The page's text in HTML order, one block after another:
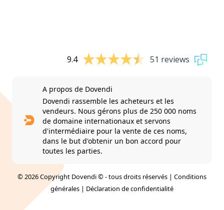
9.4 51 reviews
A propos de Dovendi
Dovendi rassemble les acheteurs et les
vendeurs. Nous gérons plus de 250 000 noms
de domaine internationaux et servons
d'intermédiaire pour la vente de ces noms,
dans le but d'obtenir un bon accord pour
toutes les parties.
© 2026 Copyright Dovendi © - tous droits réservés | Conditions
générales | Déclaration de confidentialité